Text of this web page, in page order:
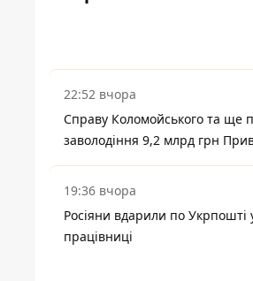
22:52 вчора
Справу Коломойського та ще
заволодіння 9,2 млрд грн
19:36 вчора
Росіяни вдарили по Укрпошті
працівниці